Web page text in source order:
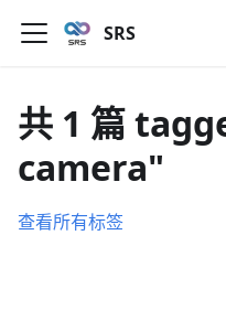
SRS
共 1 篇
camera"
查看所有标签